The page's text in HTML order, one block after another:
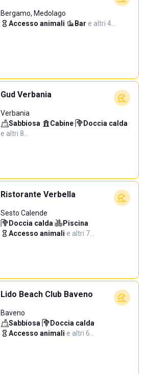
Bergamo, Medolago
Accesso animali· Bar·e altri 4…
Gud Verbania
Verbania
Sabbiosa· Cabine· Doccia calda·
e altri 8…
Ristorante Verbella
Sesto Calende
Doccia calda· Piscina·
Accesso animali·e altri 7…
Lido Beach Club Baveno
Baveno
Sabbiosa· Doccia calda·
Accesso animali·e altri 6…